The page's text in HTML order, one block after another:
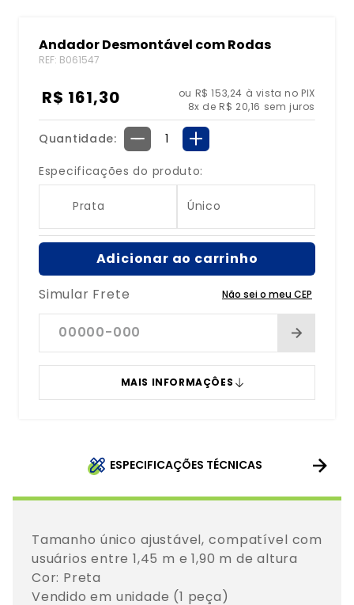
Andador Desmontável com Rodas
REF: B061547
R$ 161,30
ou R$ 153,24 à vista no PIX
8x de R$ 20,16 sem juros
Quantidade ＋
－
Especificações do produto:
Prata Único
Adicionar ao carrinho
Simular Frete
Não sei o meu CEP
MAIS INFORMAÇÔES
ESPECIFICAÇÕES TÉCNICAS
Tamanho único ajustável, compatível com
usuários entre 1,45 m e 1,90 m de altura
Cor: Preta
Vendido em unidade (1 peça)
bolsa